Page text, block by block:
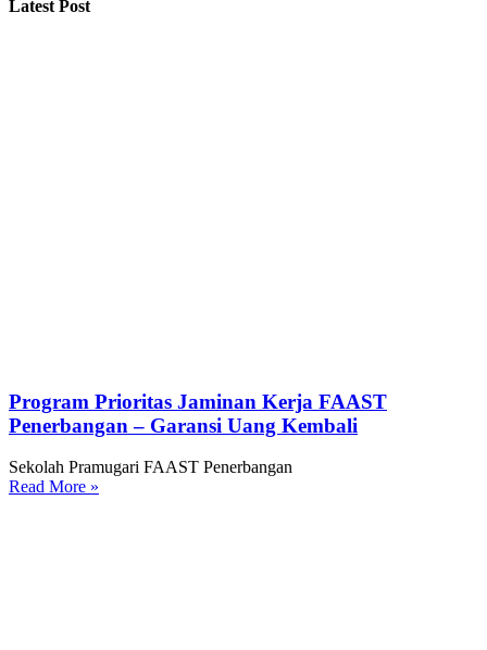
Latest Post
Program Prioritas Jaminan Kerja FAAST
Penerbangan – Garansi Uang Kembali
Sekolah Pramugari FAAST Penerbangan
Read More »